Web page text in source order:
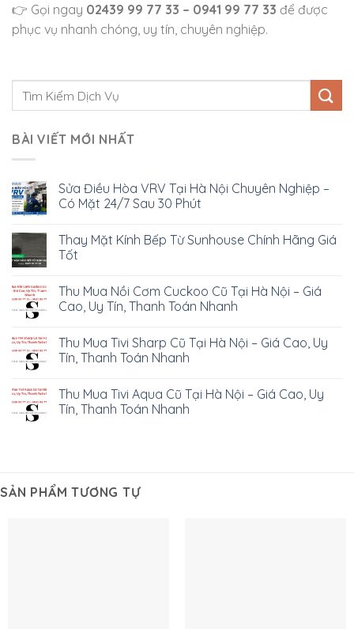
👉 Gọi ngay 02439 99 77 33 – 0941 99 77 33 để được
phục vụ nhanh chóng, uy tín, chuyên nghiệp.
BÀI VIẾT MỚI NHẤT
Sửa Điều Hòa VRV Tại Hà Nội Chuyên Nghiệp –
Có Mặt 24/7 Sau 30 Phút
Thay Mặt Kính Bếp Từ Sunhouse Chính Hãng Giá
Tốt
Thu Mua Nồi Cơm Cuckoo Cũ Tại Hà Nội – Giá
Cao, Uy Tín, Thanh Toán Nhanh
Thu Mua Tivi Sharp Cũ Tại Hà Nội – Giá Cao, Uy
Tín, Thanh Toán Nhanh
Thu Mua Tivi Aqua Cũ Tại Hà Nội – Giá Cao, Uy
Tín, Thanh Toán Nhanh
SẢN PHẨM TƯƠNG TỰ